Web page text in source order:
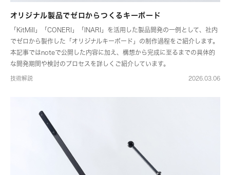
オリジナル製品でゼロからつくるキーボード
「KitMill」「CONERI」「INARI」を活用した製品開発の一例として、社内
でゼロから製作した「オリジナルキーボード」の制作過程をご紹介します。
本記事ではnoteで公開した内容に加え、構想から完成に至るまでの具体的
な開発期間や検討のプロセスを詳しくご紹介しています。
技術解説 2026.03.06